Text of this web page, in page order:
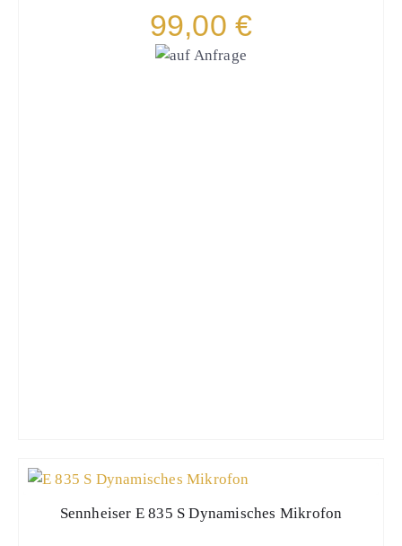
99,00 €
Sennheiser E 835 S Dynamisches Mikrofon